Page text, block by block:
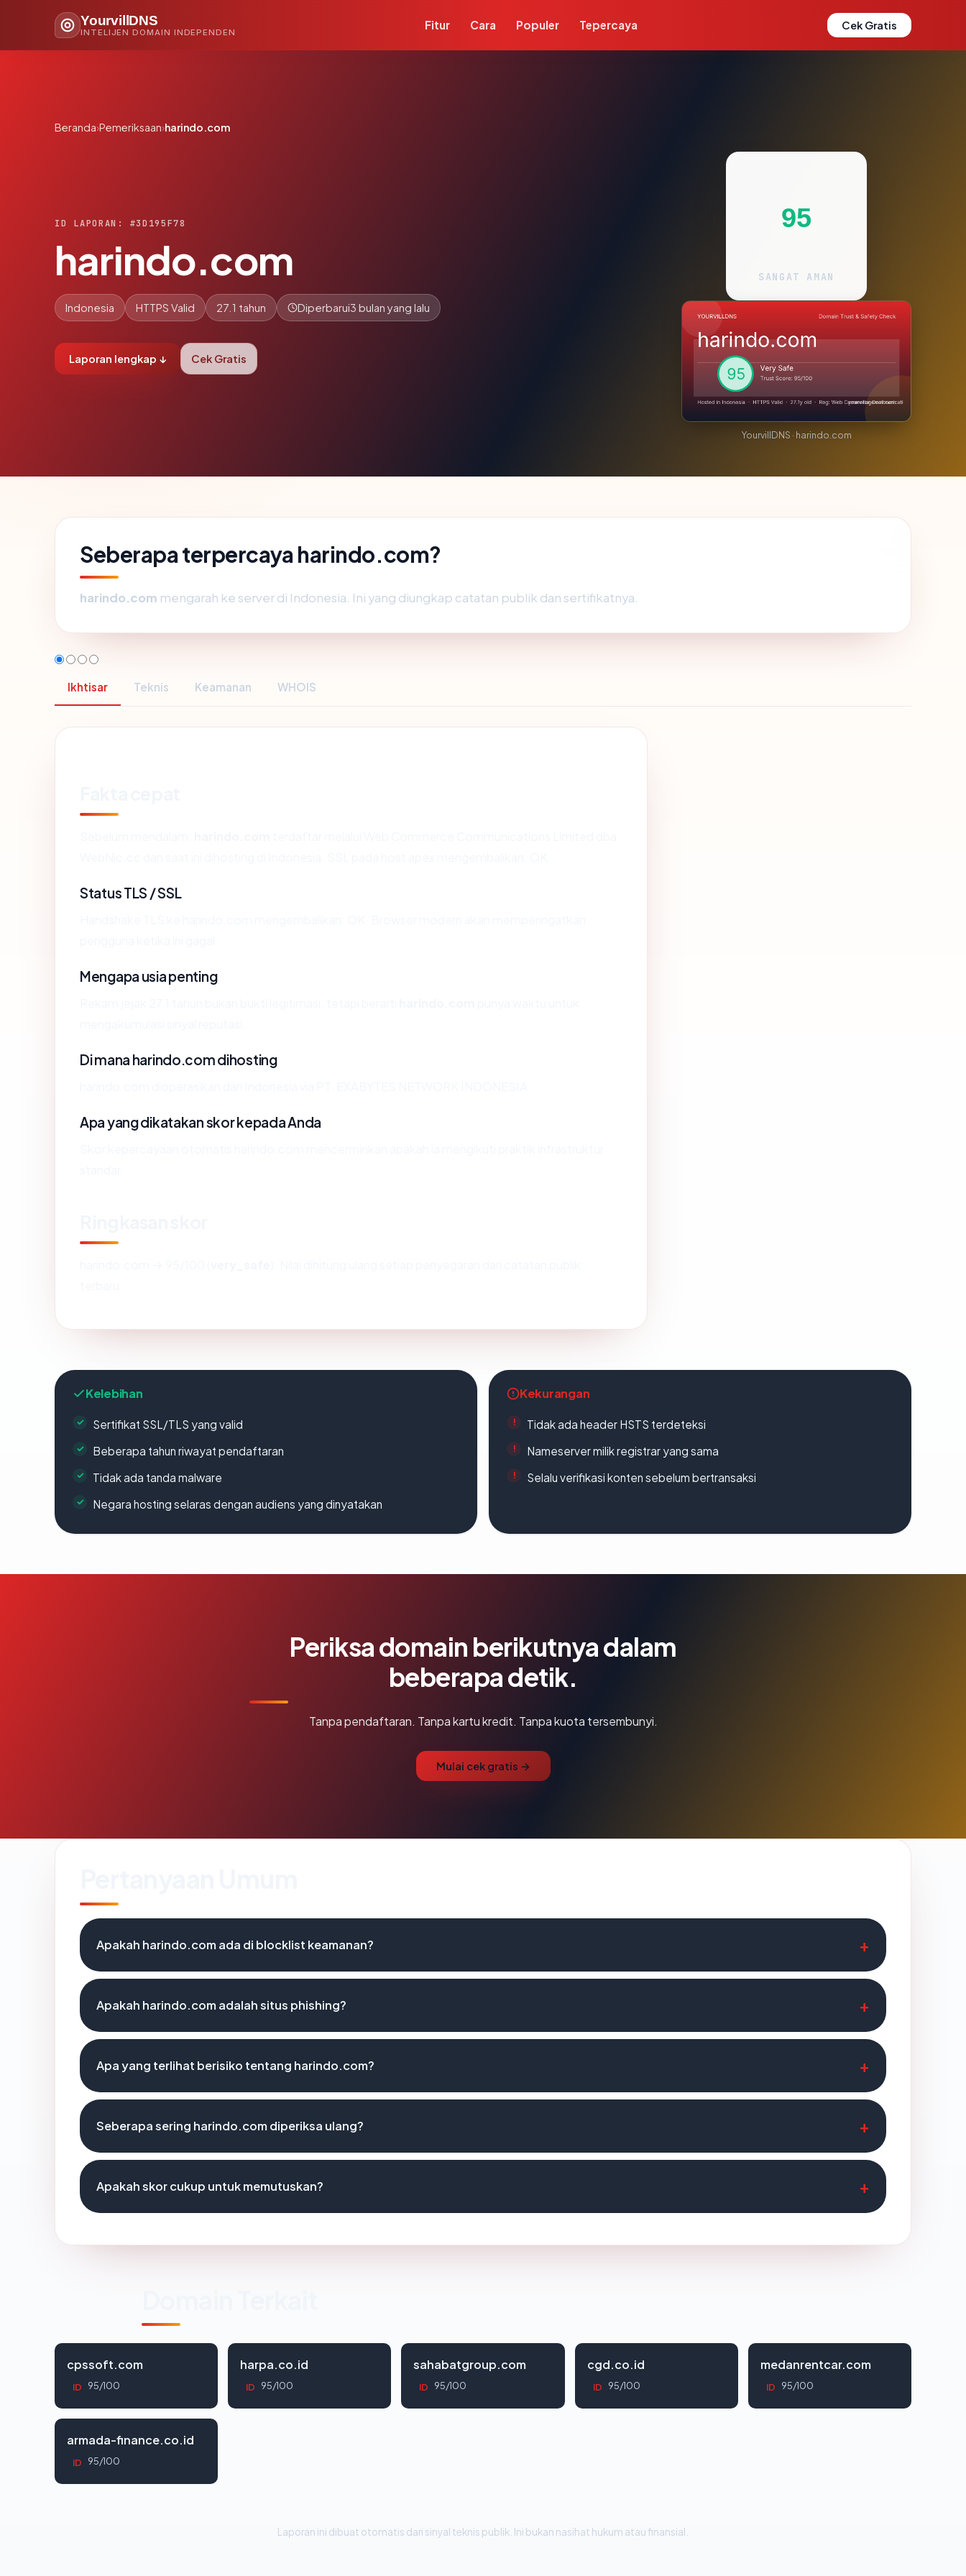
YourvillDNS
INTELIJEN DOMAIN INDEPENDEN
Fitur Cara Populer Tepercaya Cek Gratis
Beranda›Pemeriksaan›harindo.com
ID LAPORAN: #3D195F78
harindo.com
Indonesia HTTPS Valid 27.1 tahun Diperbarui3 bulan yang lalu
Laporan lengkap ↓ Cek Gratis
95
SANGAT AMAN
YourvillDNS · harindo.com
Seberapa terpercaya harindo.com?
harindo.com mengarah ke server di Indonesia. Ini yang diungkap catatan publik dan sertifikatnya.
Ikhtisar Teknis Keamanan WHOIS
Status TLS / SSL
Mengapa usia penting
Di mana harindo.com dihosting
Apa yang dikatakan skor kepada Anda
Kelebihan
Sertifikat SSL/TLS yang valid
Beberapa tahun riwayat pendaftaran
Tidak ada tanda malware
Negara hosting selaras dengan audiens yang dinyatakan
Kekurangan
Tidak ada header HSTS terdeteksi
Nameserver milik registrar yang sama
Selalu verifikasi konten sebelum bertransaksi
Periksa domain berikutnya dalam
beberapa detik.
Tanpa pendaftaran. Tanpa kartu kredit. Tanpa kuota tersembunyi.
Mulai cek gratis →
Apakah harindo.com ada di blocklist keamanan?
Apakah harindo.com adalah situs phishing?
Apa yang terlihat berisiko tentang harindo.com?
Seberapa sering harindo.com diperiksa ulang?
Apakah skor cukup untuk memutuskan?
cpssoft.com
ID 95/100
harpa.co.id
ID 95/100
sahabatgroup.com
ID 95/100
cgd.co.id
ID 95/100
medanrentcar.com
ID 95/100
armada-finance.co.id
ID 95/100
Laporan ini dibuat otomatis dari sinyal teknis publik. Ini bukan nasihat hukum atau finansial.